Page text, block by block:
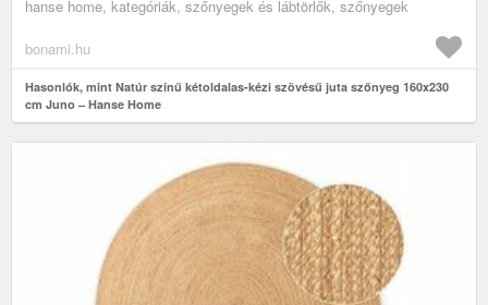
hanse home, kategóriák, szőnyegek és lábtörlők, szőnyegek
bonami.hu
Hasonlók, mint Natúr színű kétoldalas-kézi szövésű juta szőnyeg 160x230
cm Juno – Hanse Home